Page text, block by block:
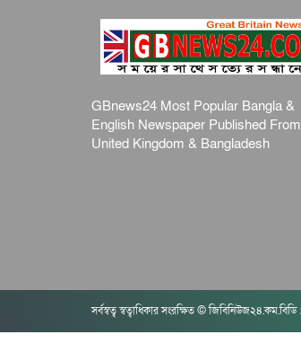
GBnews24 Most Popular Bangla &
English Newspaper Published From
United Kingdom & Bangladesh
সর্বস্বত্ব স্বত্বাধিকার সংরক্ষিত ©